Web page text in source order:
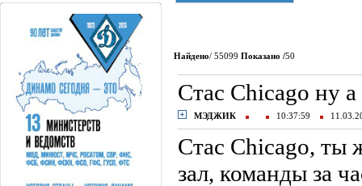
Найдено/ 55099 Показано /50
Стас Chicago ну
МЭДЖИК 10:37:59
Стас Chicago, ты
зал, команды за